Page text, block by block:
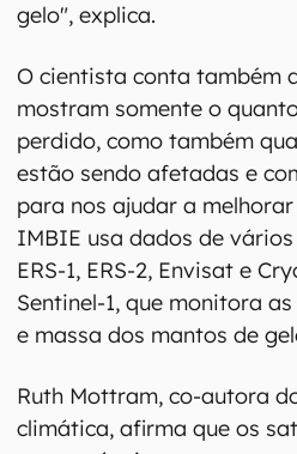
gelo", explica.
O cientista conta também
mostram somente o
perdido, como também
estão sendo afetadas e
para nos ajudar a
IMBIE usa dados de
ERS-1, ERS-2, Envisat e
Sentinel-1, que monitora
e massa dos mantos de
Ruth Mottram, co-autora
climática, afirma que os